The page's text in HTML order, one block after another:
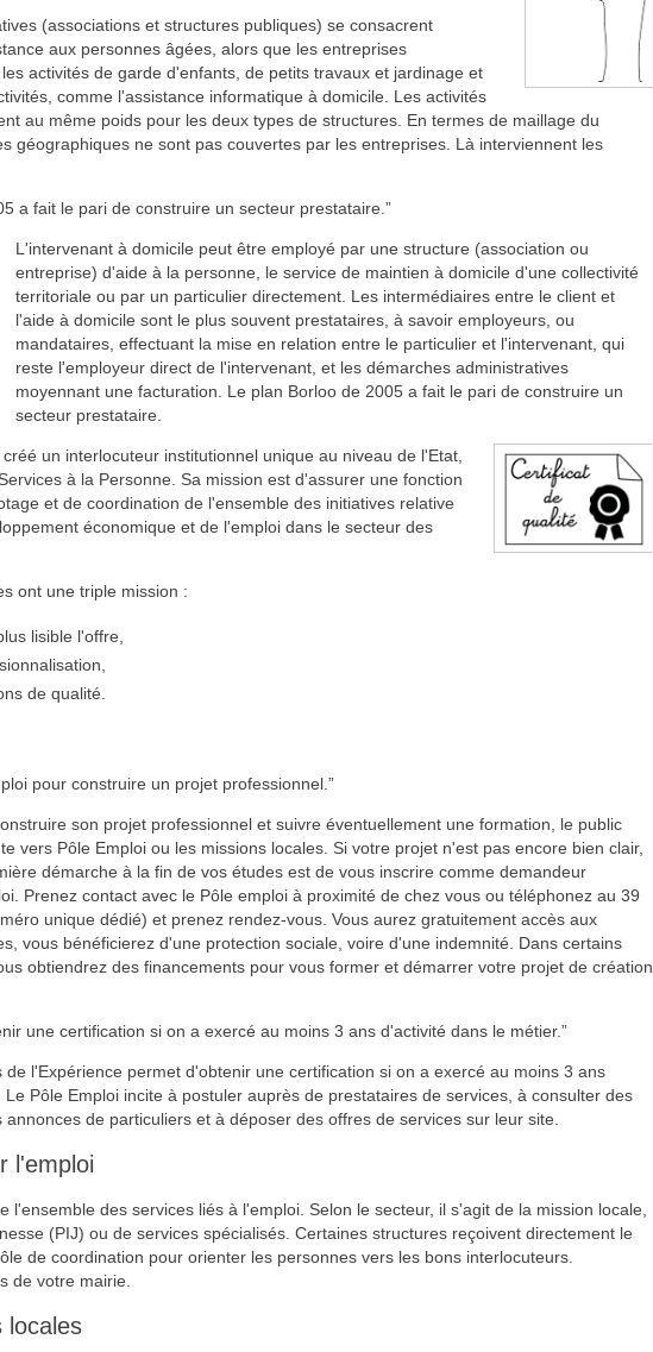
(associations et structures publiques) se consacrent
aux personnes âgées, alors que les entreprises
activités de garde d'enfants, de petits travaux et jardinage et
comme l'assistance informatique à domicile. Les activités
au même poids pour les deux types de structures. En termes de maillage du
géographiques ne sont pas couvertes par les entreprises. Là interviennent les
a fait le pari de construire un secteur prestataire.
L'intervenant à domicile peut être employé par une structure (association ou
entreprise) d'aide à la personne, le service de maintien à domicile d'une collectivité
territoriale ou par un particulier directement. Les intermédiaires entre le client et
l'aide à domicile sont le plus souvent prestataires, à savoir employeurs, ou
mandataires, effectuant la mise en relation entre le particulier et l'intervenant, qui
reste l'employeur direct de l'intervenant, et les démarches administratives
moyennant une facturation. Le plan Borloo de 2005 a fait le pari de construire un
secteur prestataire.
un interlocuteur institutionnel unique au niveau de l'Etat,
à la Personne. Sa mission est d'assurer une fonction
et de coordination de l'ensemble des initiatives relative
économique et de l'emploi dans le secteur des
ont une triple mission :
lisible l'offre,
de qualité.
pour construire un projet professionnel.
son projet professionnel et suivre éventuellement une formation, le public
vers Pôle Emploi ou les missions locales. Si votre projet n'est pas encore bien clair,
démarche à la fin de vos études est de vous inscrire comme demandeur
Prenez contact avec le Pôle emploi à proximité de chez vous ou téléphonez au 39
unique dédié) et prenez rendez-vous. Vous aurez gratuitement accès aux
vous bénéficierez d'une protection sociale, voire d'une indemnité. Dans certains
obtiendrez des financements pour vous former et démarrer votre projet de création
une certification si on a exercé au moins 3 ans d'activité dans le métier.
de l'Expérience permet d'obtenir une certification si on a exercé au moins 3 ans
Pôle Emploi incite à postuler auprès de prestataires de services, à consulter des
de particuliers et à déposer des offres de services sur leur site.
l'emploi
l'ensemble des services liés à l'emploi. Selon le secteur, il s'agit de la mission locale,
(PIJ) ou de services spécialisés. Certaines structures reçoivent directement le
de coordination pour orienter les personnes vers les bons interlocuteurs.
de votre mairie.
locales